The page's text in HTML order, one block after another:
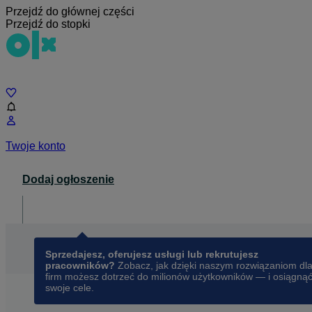
Przejdź do głównej części
Przejdź do stopki
Twoje konto
Dodaj ogłoszenie
Sprzedajesz, oferujesz usługi lub rekrutujesz
pracowników? Zobacz, jak dzięki naszym rozwiązaniom dla
firm możesz dotrzeć do milionów użytkowników — i osiągnąć
swoje cele.